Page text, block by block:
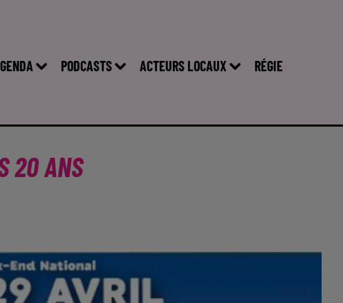
PODCASTS ACTEURS LOCAUX RÉGIE
20 ANS